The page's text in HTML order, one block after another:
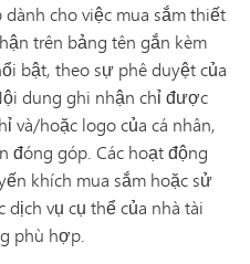
cho việc mua sắm thiết
trên bảng tên gắn kèm
bật, theo sự phê duyệt của
dung ghi nhận chỉ được
và/hoặc logo của cá nhân,
đóng góp. Các hoạt động
khích mua sắm hoặc sử
vụ cụ thể của nhà tài
phù hợp.